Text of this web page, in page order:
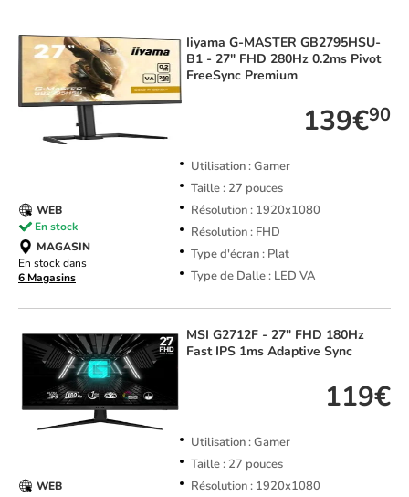
Iiyama G-MASTER GB2795HSU-
B1 - 27" FHD 280Hz 0.2ms Pivot
FreeSync Premium
139€90
Utilisation : Gamer
Taille : 27 pouces
Résolution : 1920x1080
Résolution : FHD
Type d'écran : Plat
Type de Dalle : LED VA
WEB
En stock
MAGASIN
En stock dans
6 Magasins
MSI G2712F - 27" FHD 180Hz
Fast IPS 1ms Adaptive Sync
119€
Utilisation : Gamer
Taille : 27 pouces
Résolution : 1920x1080
WEB